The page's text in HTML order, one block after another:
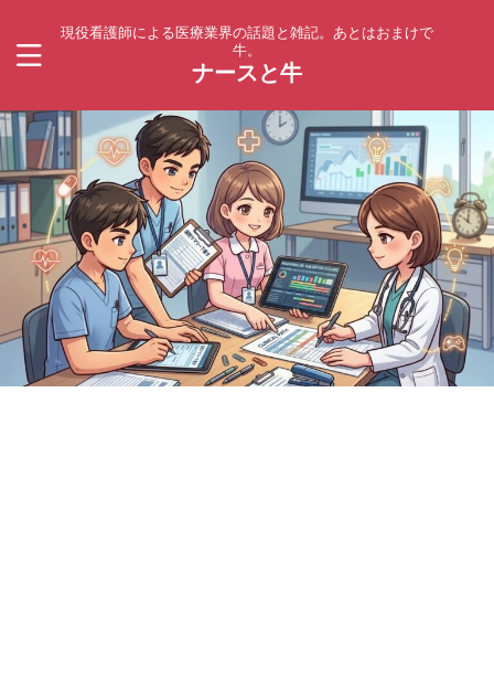
現役看護師による医療業界の話題と雑記。あとはおまけで
牛。
ナースと牛